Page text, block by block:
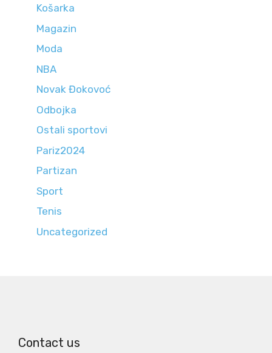
Košarka
Magazin
Moda
NBA
Novak Đokovoć
Odbojka
Ostali sportovi
Pariz2024
Partizan
Sport
Tenis
Uncategorized
Contact us